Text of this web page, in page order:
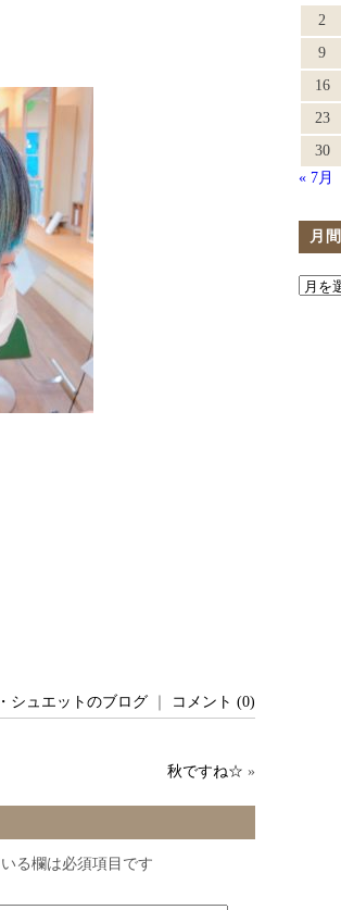
シュエットのブログ コメント (0)
秋ですね☆ »
る欄は必須項目です
2
9
16
23
30
« 7月
月